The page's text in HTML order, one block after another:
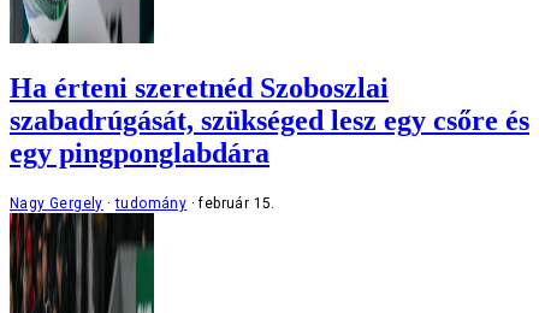
Ha érteni szeretnéd Szoboszlai
szabadrúgását, szükséged lesz egy csőre és
egy pingponglabdára
Nagy Gergely tudomány február 15.